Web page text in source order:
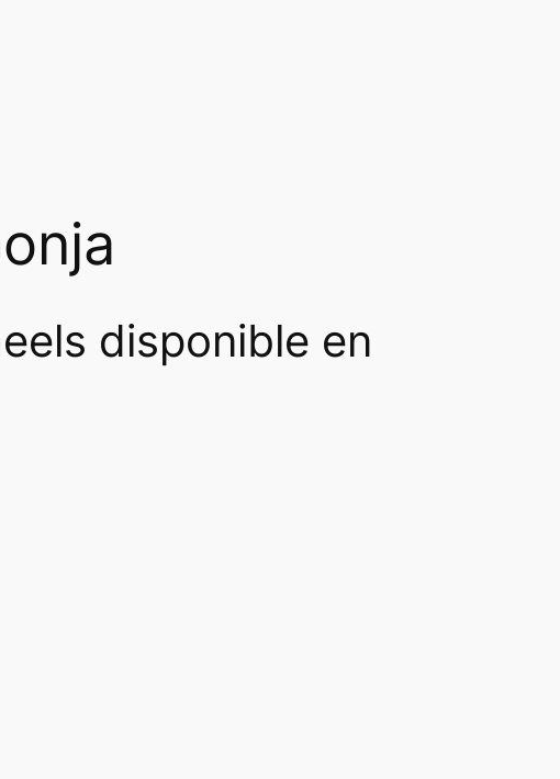
disponible en